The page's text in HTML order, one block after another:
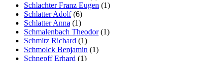
Schlachter Franz Eugen (1)
Schlatter Adolf(6)
Schlatter Anna (1)
Schmalenbach Theodor(1)
Schmitz Richard (1)
Schmolck Benjamin (1)
Schnepff Erhard (1)